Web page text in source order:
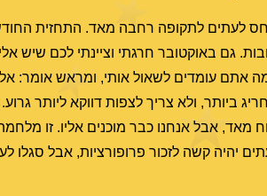
לעתים לתקופה רחבה מאד. התחזית
אתם עומדים לשאול אותי, ומראש אומר:
הוא חריג ביותר, ולא צריך לצפות דווקא
מאד, אבל אנחנו כבר מוכנים אליו. זו
יהיה קשה לזכור פרופורציות, אבל סגלו